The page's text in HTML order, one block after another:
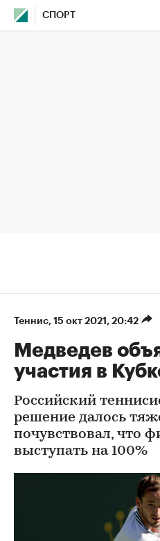
СПОРТ
Теннис⁠, 15 окт 2021, 20:42
Медведев
участия в
Российский
решение далось
почувствовал, что
выступать на 100%